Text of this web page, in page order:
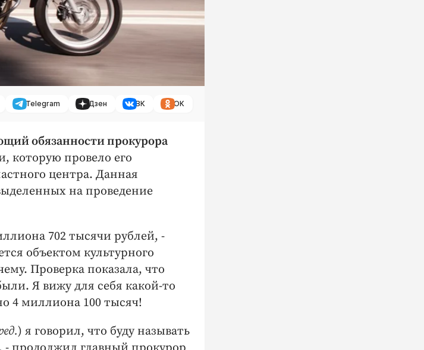
Telegram Дзен ВК ОК
обязанности прокурора
которую провело его
центра. Данная
на проведение
702 тысячи рублей, -
объектом культурного
Проверка показала, что
Я вижу для себя какой-то
4 миллиона 100 тысяч!
) я говорил, что буду называть